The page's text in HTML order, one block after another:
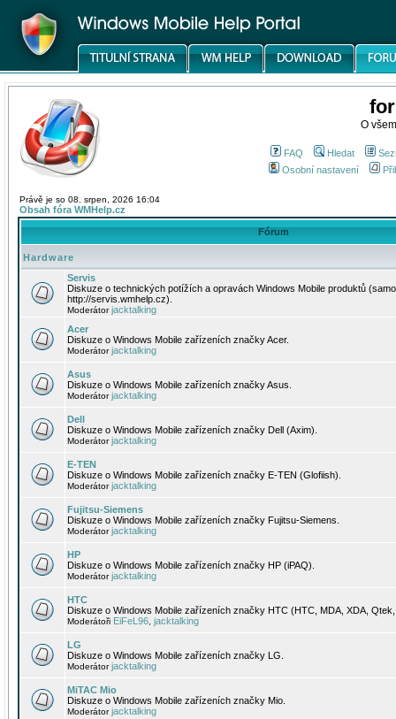
O
FAQ Hledat
Osobní nastavení
Právě je so 08. srpen, 2026 16:04
Obsah fóra WMHelp.cz
Fórum
Hardware
Servis
Diskuze o technických potížích a opravách Windows Mobile produktů
http://servis.wmhelp.cz).
Moderátorjacktalking
Acer
Diskuze o Windows Mobile zařízeních značky Acer.
Moderátorjacktalking
Asus
Diskuze o Windows Mobile zařízeních značky Asus.
Moderátorjacktalking
Dell
Diskuze o Windows Mobile zařízeních značky Dell (Axim).
Moderátorjacktalking
E-TEN
Diskuze o Windows Mobile zařízeních značky E-TEN (Glofiish).
Moderátorjacktalking
Fujitsu-Siemens
Diskuze o Windows Mobile zařízeních značky Fujitsu-Siemens.
Moderátorjacktalking
HP
Diskuze o Windows Mobile zařízeních značky HP (iPAQ).
Moderátorjacktalking
HTC
Diskuze o Windows Mobile zařízeních značky HTC (HTC, MDA, XDA,
Moderátoři EiFeL96 jacktalking
LG
Diskuze o Windows Mobile zařízeních značky LG.
Moderátorjacktalking
MiTAC Mio
Diskuze o Windows Mobile zařízeních značky Mio.
Moderátorjacktalking